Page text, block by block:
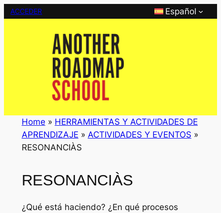
Saltar
ACCEDER Español
Home » HERRAMIENTAS Y ACTIVIDADES DE
APRENDIZAJE » ACTIVIDADES Y EVENTOS »
RESONANCIÀS
RESONANCIÀS
¿Qué está haciendo? ¿En qué procesos